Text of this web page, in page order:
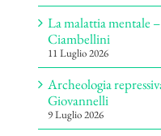
La malattia mentale
Ciambellini
11 Luglio 2026
Archeologia
Giovannelli
9 Luglio 2026